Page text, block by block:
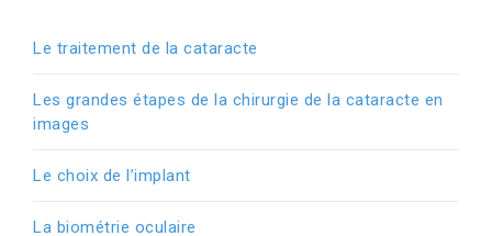
Le traitement de la cataracte
Les grandes étapes de la chirurgie de la cataracte en
images
Le choix de l’implant
La biométrie oculaire